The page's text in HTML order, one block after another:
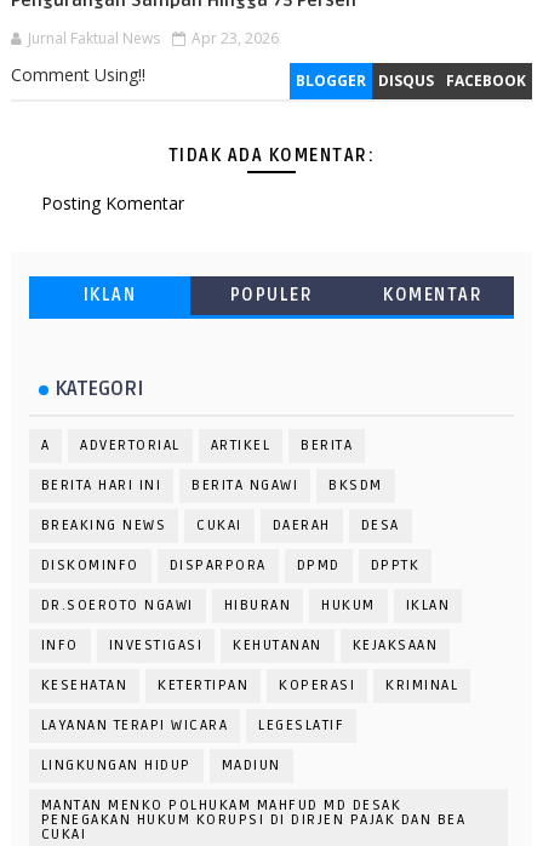
Jurnal Faktual News Apr 23, 2026
BLOGGER DISQUS FACEBOOK
Comment Using!!
TIDAK ADA KOMENTAR:
Posting Komentar
IKLAN POPULER KOMENTAR
KATEGORI
A ADVERTORIAL ARTIKEL BERITA
BERITA HARI INI BERITA NGAWI BKSDM
BREAKING NEWS CUKAI DAERAH DESA
DISKOMINFO DISPARPORA DPMD DPPTK
DR.SOEROTO NGAWI HIBURAN HUKUM IKLAN
INFO INVESTIGASI KEHUTANAN KEJAKSAAN
KESEHATAN KETERTIPAN KOPERASI KRIMINAL
LAYANAN TERAPI WICARA LEGESLATIF
LINGKUNGAN HIDUP MADIUN
MANTAN MENKO POLHUKAM MAHFUD MD DESAK
PENEGAKAN HUKUM KORUPSI DI DIRJEN PAJAK DAN BEA
CUKAI